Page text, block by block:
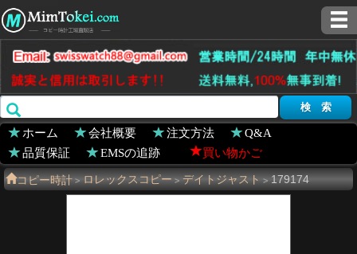
ホーム 会社概要 注文方法
Q&A
品質保証
EMSの追跡 買い物かご
コピー時計 > ロレックスコピー > デイトジャスト > 179174